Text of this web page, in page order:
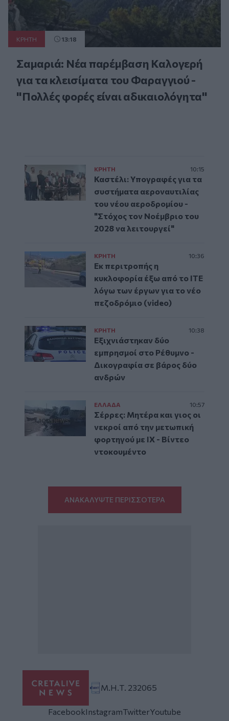
ΚΡΗΤΗ 13:18
Σαμαριά: Νέα παρέμβαση Καλογερή
για τα κλεισίματα του Φαραγγιού -
"Πολλές φορές είναι αδικαιολόγητα"
ΚΡΗΤΗ 10:15
Καστέλι: Υπογραφές για τα
συστήματα αεροναυτιλίας
του νέου αεροδρομίου -
"Στόχος τον Νοέμβριο του
2028 να λειτουργεί"
ΚΡΗΤΗ 10:36
Εκ περιτροπής η
κυκλοφορία έξω από το ΙΤΕ
λόγω των έργων για το νέο
πεζοδρόμιο (video)
ΚΡΗΤΗ 10:38
Εξιχνιάστηκαν δύο
εμπρησμοί στο Ρέθυμνο -
Δικογραφία σε βάρος δύο
ανδρών
ΕΛΛAΔΑ 10:57
Σέρρες: Μητέρα και γιος οι
νεκροί από την μετωπική
φορτηγού με ΙΧ - Βίντεο
ντοκουμέντο
ΑΝΑΚΑΛΥΨΤΕ ΠΕΡΙΣΣΟΤΕΡΑ
Μ.Η.Τ. 232065
FacebookInstagramTwitterYoutube